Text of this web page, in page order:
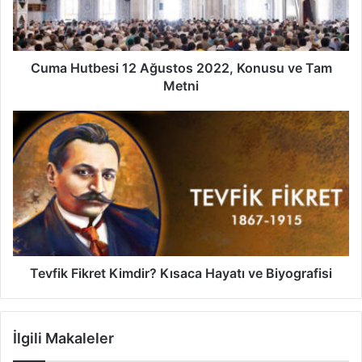
t
b
e
A
ğ
u
t
o
s
2
,
Cuma Hutbesi 12 Ağustos 2022, Konusu ve Tam
Metni
e
v
k
F
i
k
Tevfik Fikret Kimdir? Kısaca Hayatı ve Biyografisi
İlgili Makaleler